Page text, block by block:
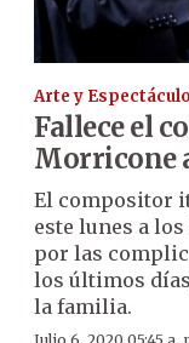
Arte y
Fallece el
Morricone
El compositor
este lunes a
por las
los últimos
la familia.